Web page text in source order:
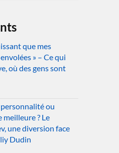
que mes
» – Ce qui
où des gens sont
ou
? Le
une diversion face
Dudin